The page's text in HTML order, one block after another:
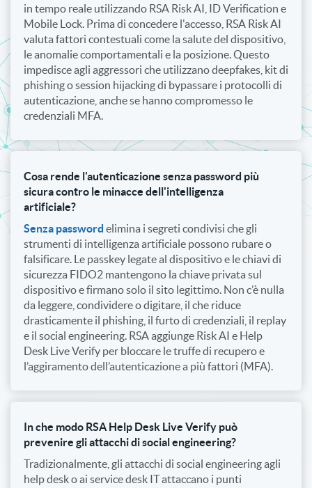
in tempo reale utilizzando RSA Risk AI, ID Verification e
Mobile Lock. Prima di concedere l'accesso, RSA Risk AI
valuta fattori contestuali come la salute del dispositivo,
le anomalie comportamentali e la posizione. Questo
impedisce agli aggressori che utilizzano deepfakes, kit di
phishing o session hijacking di bypassare i protocolli di
autenticazione, anche se hanno compromesso le
credenziali MFA.
Cosa rende l'autenticazione senza password più
sicura contro le minacce dell'intelligenza
artificiale?
Senza password elimina i segreti condivisi che gli
strumenti di intelligenza artificiale possono rubare o
falsificare. Le passkey legate al dispositivo e le chiavi di
sicurezza FIDO2 mantengono la chiave privata sul
dispositivo e firmano solo il sito legittimo. Non c’è nulla
da leggere, condividere o digitare, il che riduce
drasticamente il phishing, il furto di credenziali, il replay
e il social engineering. RSA aggiunge Risk AI e Help
Desk Live Verify per bloccare le truffe di recupero e
l’aggiramento dell’autenticazione a più fattori (MFA).
In che modo RSA Help Desk Live Verify può
prevenire gli attacchi di social engineering?
Tradizionalmente, gli attacchi di social engineering agli
help desk o ai service desk IT attaccano i punti